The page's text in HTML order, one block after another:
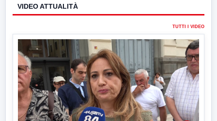
VIDEO ATTUALITÀ
TUTTI I VIDEO